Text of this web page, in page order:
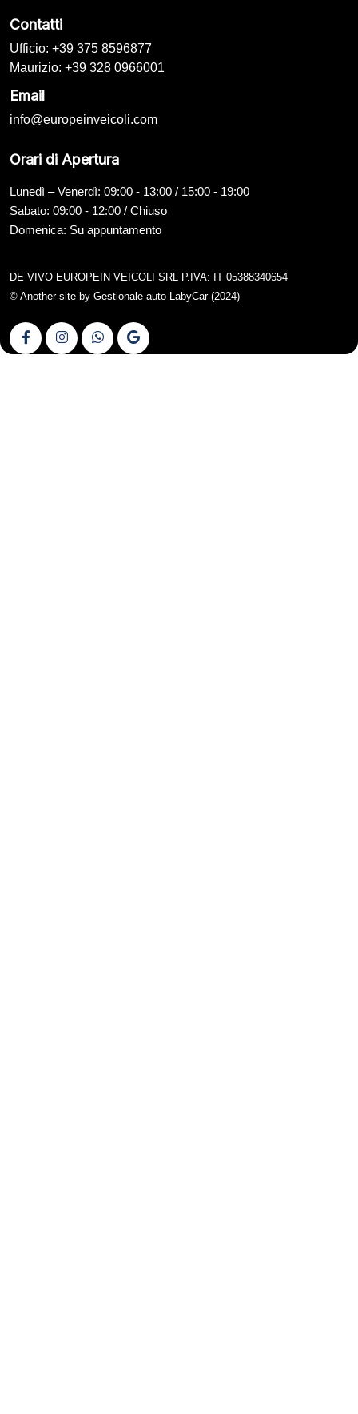
Contatti
Ufficio: +39 375 8596877
Maurizio: +39 328 0966001
Email
info@europeinveicoli.com
Orari di Apertura
Lunedì – Venerdì: 09:00 - 13:00 / 15:00 - 19:00
Sabato: 09:00 - 12:00 / Chiuso
Domenica: Su appuntamento
DE VIVO EUROPEIN VEICOLI SRL P.IVA: IT 05388340654
© Another site by Gestionale auto LabyCar (2024)